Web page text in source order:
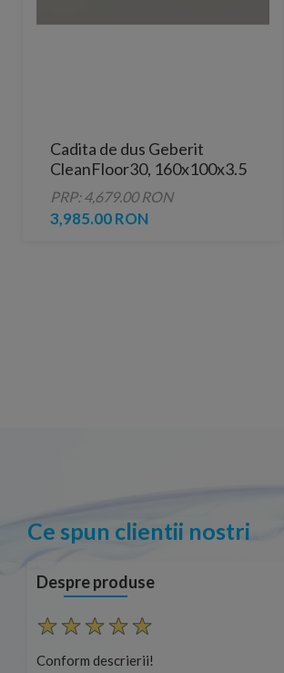
Cadita de dus Geberit
CleanFloor30, 160x100x3.5
cm, gri mat
PRP: 4,679.00 RON
3,985.00 RON
Ce spun clientii nostri
Despre produse
Conform descrierii!